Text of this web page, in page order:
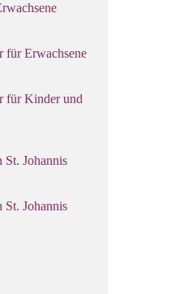
für Erwachsene
für Kinder und
St. Johannis
St. Johannis